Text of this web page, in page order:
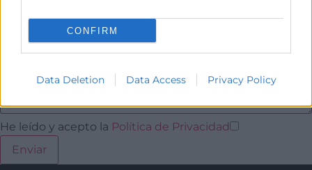
CONFIRM
Data Deletion Data Access Privacy Policy
He leído y acepto la Política de Privacidad